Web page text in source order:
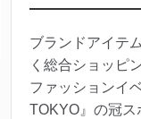
ブランドアイテ
く総合ショッピ
ファッションイ
TOKYO』の冠